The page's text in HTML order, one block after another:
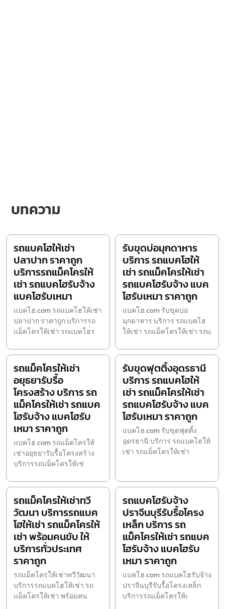
บทความ
รถแบคโฮให้เช่า
ปลาปาก ราคาถูก
บริการรถแม็คโครให้
เช่า รถแบคโฮรับจ้าง
แบคโฮรับเหมา
แบคโฮ.com รถแบคโฮให้เช่า
ปลาปาก ราคาถูก บริการรถ
แม็คโครให้เช่า รถแบคโฮร
รับขุดบ่อมุกดาหาร
บริการ รถแบคโฮให้
เช่า รถแม็คโครให้เช่า
รถแบคโฮรับจ้าง แบค
โฮรับเหมา ราคาถูก
แบคโฮ.com รับขุดบ่อ
มุกดาหาร บริการ รถแบคโฮ
ให้เช่า รถแม็คโครให้เช่า รถแ
รถแม็คโครให้เช่า
อยุธยารับรื้อ
โครงสร้าง บริการ รถ
แม็คโครให้เช่า รถแบค
โฮรับจ้าง แบคโฮรับ
เหมา ราคาถูก
แบคโฮ.com รถแม็คโครให้
เช่าอยุธยารับรื้อโครงสร้าง
บริการรถแม็คโครให้เช่
รับขุดฟุตติ้งอุดรธานี
บริการ รถแบคโฮให้
เช่า รถแม็คโครให้เช่า
รถแบคโฮรับจ้าง แบค
โฮรับเหมา ราคาถูก
แบคโฮ.com รับขุดฟุตติ้ง
อุดรธานี บริการ รถแบคโฮให้
เช่า รถแม็คโครให้เช่า
รถแม็คโครให้เช่าทวี
วัฒนา บริการรถแบค
โฮให้เช่า รถแม็คโครให้
เช่า พร้อมคนขับ ให้
บริการทั่วประเทศ
ราคาถูก
รถแม็คโครให้เช่าทวีวัฒนา
บริการรถแบคโฮให้เช่า รถ
แม็คโครให้เช่า พร้อมคน
รถแบคโฮรับจ้าง
ปราจีนบุรีรับรื้อโครง
เหล็ก บริการ รถ
แม็คโครให้เช่า รถแบค
โฮรับจ้าง แบคโฮรับ
เหมา ราคาถูก
แบคโฮ.com รถแบคโฮรับจ้าง
ปราจีนบุรีรับรื้อโครงเหล็ก
บริการรถแม็คโครให้เ